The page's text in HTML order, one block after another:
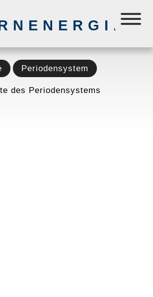
Periodensystem
des Periodensystems